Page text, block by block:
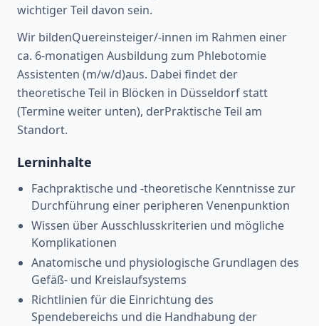
wichtiger Teil davon sein.
Wir bildenQuereinsteiger/-innen im Rahmen einer
ca. 6-monatigen Ausbildung zum Phlebotomie
Assistenten (m/w/d)aus. Dabei findet der
theoretische Teil in Blöcken in Düsseldorf statt
(Termine weiter unten), derPraktische Teil am
Standort.
Lerninhalte
Fachpraktische und -theoretische Kenntnisse zur
Durchführung einer peripheren Venenpunktion
Wissen über Ausschlusskriterien und mögliche
Komplikationen
Anatomische und physiologische Grundlagen des
Gefäß- und Kreislaufsystems
Richtlinien für die Einrichtung des
Spendebereichs und die Handhabung der